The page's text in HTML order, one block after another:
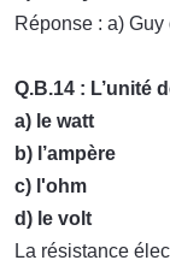
Réponse : a)
Q.B.14 : L’unité
a) le watt
b) l’ampère
c) l'ohm
d) le volt
La résistance